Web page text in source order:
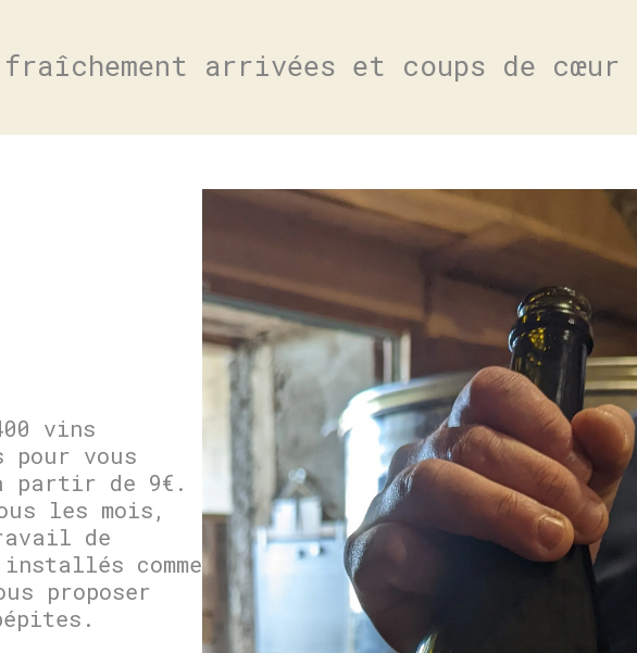
arrivées et coups de cœur
vins
vous
partir de 9€.
les mois,
de
comme
proposer